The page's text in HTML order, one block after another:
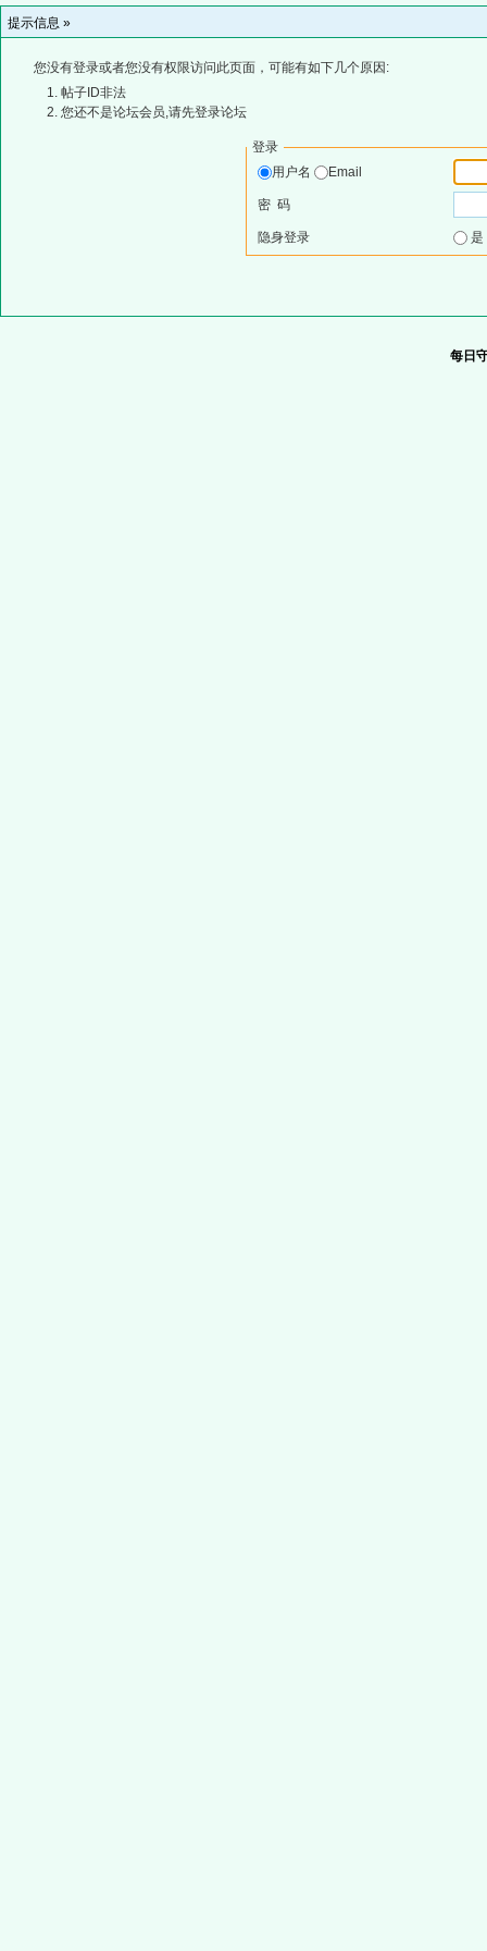
提示信息 »
您没有登录或者您没有权限访问此页面，可能有如下几个原因:
帖子ID非法
您还不是论坛会员,请先登录论坛
登录
用户名
Email
密 码
隐身登录
每日